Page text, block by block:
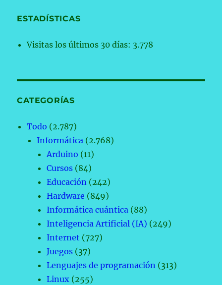
ESTADÍSTICAS
Visitas los últimos 30 días: 3.778
CATEGORÍAS
Todo (2.787)
Informática (2.768)
Arduino (11)
Cursos (84)
Educación (242)
Hardware (849)
Informática cuántica (88)
Inteligencia Artificial (IA) (249)
Internet (727)
Juegos (37)
Lenguajes de programación (313)
Linux (255)